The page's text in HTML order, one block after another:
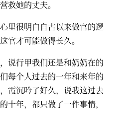
救她的丈夫。
里很明白自古以来做官的逻
官才可能做得长久。
说行甲我们还是和奶奶在的
每个人过去的一年和来年的
霞沉吟了好久，说我这过去
十年，都只做了一件事情，